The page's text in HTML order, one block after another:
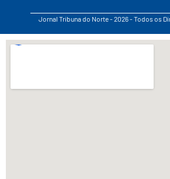
Jornal Tribuna do Norte - 2026 - Todos os